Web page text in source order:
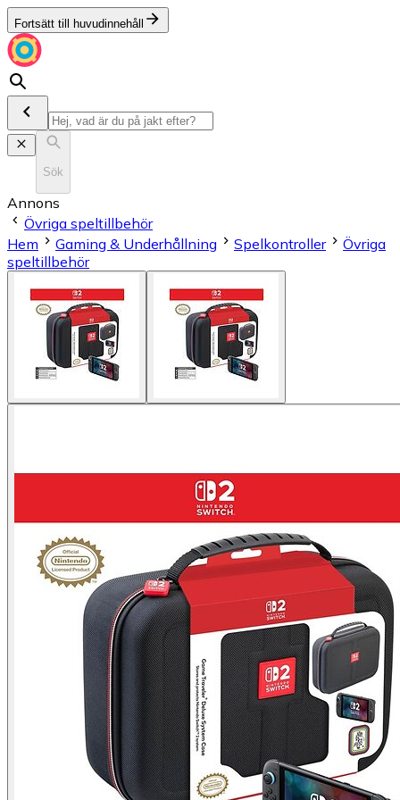
Fortsätt till huvudinnehåll
Sök
Annons
Övriga speltillbehör
Hem
Gaming & Underhållning Spelkontroller
Övriga
speltillbehör